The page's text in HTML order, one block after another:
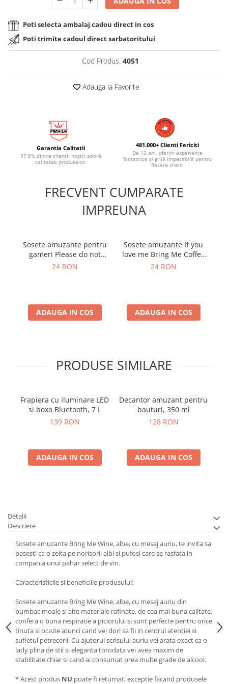
Poti selecta ambalaj cadou direct in cos
Poti trimite cadoul direct sarbatoritului
Cod Produs: 4051
Adauga la Favorite
Garantia Calitatii
97.8% dintre clienții noștri adoră
calitatea produselor.
481.000+ Clienti Fericiti
De 13 ani, oferim experiențe
fantastice și grijă impecabilă pentru
fiecare client
FRECVENT CUMPARATE
IMPREUNA
Sosete amuzante pentru
gameri Please do not
disturb
24 RON
ADAUGA IN COS
Sosete amuzante If you
love me Bring Me Coffee
Briose roz
24 RON
ADAUGA IN COS
PRODUSE SIMILARE
Frapiera cu iluminare LED
si boxa Bluetooth, 7 L
139 RON
ADAUGA IN COS
Decantor amuzant pentru
bauturi, 350 ml
128 RON
ADAUGA IN COS
Detalii
Descriere
Sosete amuzante Bring Me Wine, albe, cu mesaj auriu, te invita sa
pasesti ca o zeita pe norisorii albi si pufosi care se rasfata in
compania unui pahar select de vin.
Caracteristicile si beneficiile produsului:
Sosete amuzante Bring Me Wine, albe, cu mesaj auriu din
bumbac moale si alte materiale rafinate, de cea mai buna calitate,
confera o buna respiratie a piciorului si sunt perfecte pentru orice
tinuta si ocazie atunci cand vei dori sa fii in centrul atentiei si
sufletul petrecerii. Cu ajutorul scrisului auriu vei arata exact ca o
lady plina de stil si eleganta totodata vei avea maxim de
stabilitate chiar si cand ai consumat prea multe grade de alcool.
* Acest produs NU poate fi returnat, exceptie facand produsele